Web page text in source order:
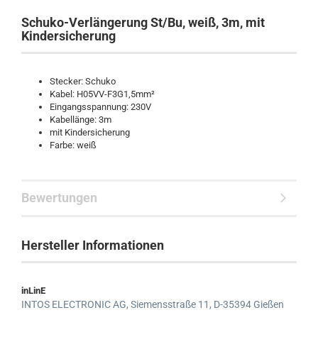
Schuko-Verlängerung St/Bu, weiß, 3m, mit
Kindersicherung
Stecker: Schuko
Kabel: H05VV-F3G1,5mm²
Eingangsspannung: 230V
Kabellänge: 3m
mit Kindersicherung
Farbe: weiß
Bewertungen
Hersteller Informationen
inLinE
INTOS ELECTRONIC AG, Siemensstraße 11, D-35394 Gießen